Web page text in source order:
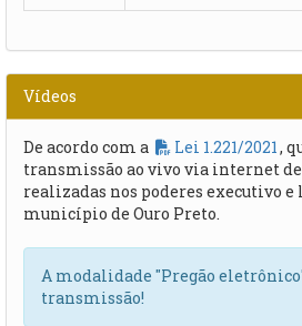
Vídeos
De acordo com a Lei 1.221/2021 ,
transmissão ao vivo via internet
realizadas nos poderes executivo
município de Ouro Preto.
A modalidade "Pregão
transmissão!